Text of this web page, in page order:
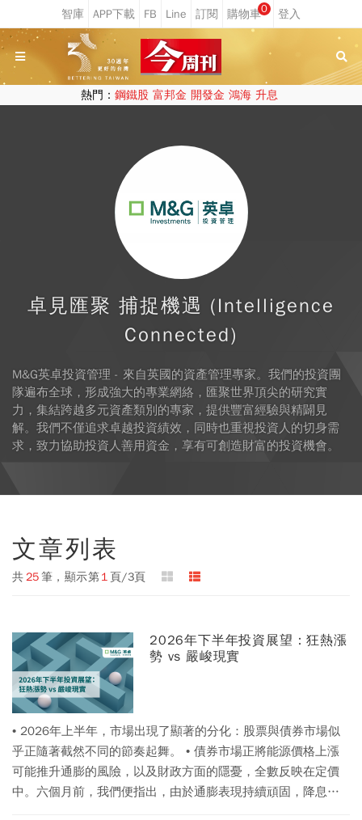
0
熱門： 鋼鐵股 富邦金 開發金 鴻海 升息
卓見匯聚 捕捉機遇 (Intelligence
Connected)
M&G英卓投資管理 - 來自英國的資產管理專家。我們的投資團
隊遍布全球，形成強大的專業網絡，匯聚世界頂尖的研究實
力，集結跨越多元資產類別的專家，提供豐富經驗與精闢見
解。我們不僅追求卓越投資績效，同時也重視投資人的切身需
求，致力協助投資人善用資金，享有可創造財富的投資機會。
文章列表
共25筆，顯示第1頁/3頁
2026年下半年投資展望：狂熱漲
勢 vs 嚴峻現實
• 2026年上半年，市場出現了顯著的分化：股票與債券市場似
乎正隨著截然不同的節奏起舞。 • 債券市場正將能源價格上漲
可能推升通膨的風險，以及財政方面的隱憂，全數反映在定價
中。六個月前，我們便指出，由於通膨表現持續頑固，降息絕